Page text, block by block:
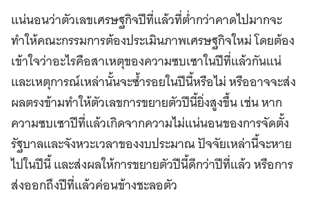
แน่นอนว่าตัวเลขเศรษฐกิจปีที่แล้วที่ต่ำกว่าคาดไปมากจะ
ทำให้คณะกรรมการต้องประเมินภาพเศรษฐกิจใหม่ โดยต้อง
เข้าใจว่าอะไรคือสาเหตุของความซบเซาในปีที่แล้วกันแน่
และเหตุการณ์เหล่านั้นจะซ้ำรอยในปีนี้หรือไม่ หรืออาจจะส่ง
ผลตรงข้ามทำให้ตัวเลขการขยายตัวปีนี้ยิ่งสูงขึ้น เช่น หาก
ความซบเซาปีที่แล้วเกิดจากความไม่แน่นอนของการจัดตั้ง
รัฐบาลและจังหวะเวลาของงบประมาณ ปัจจัยเหล่านี้จะหาย
ไปในปีนี้ และส่งผลให้การขยายตัวปีนี้ดีกว่าปีที่แล้ว หรือการ
ส่งออกถึงปีที่แล้วค่อนข้างชะลอตัว